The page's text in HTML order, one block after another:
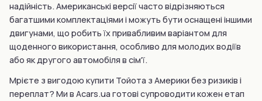
надійність. Американські версії часто відрізняються
багатшими комплектаціями і можуть бути оснащені іншими
двигунами, що робить їх привабливим варіантом для
щоденного використання, особливо для молодих водіїв
або як другого автомобіля в сім'ї.
Мрієте з вигодою купити Тойота з Америки без ризиків і
переплат? Ми в Acars.ua готові супроводити кожен етап